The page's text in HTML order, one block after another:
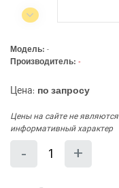
Модель: -
Производитель: -
Цена: по запросу
Цены на сайте не
информативный характер
- Уменьшить
на
+
на